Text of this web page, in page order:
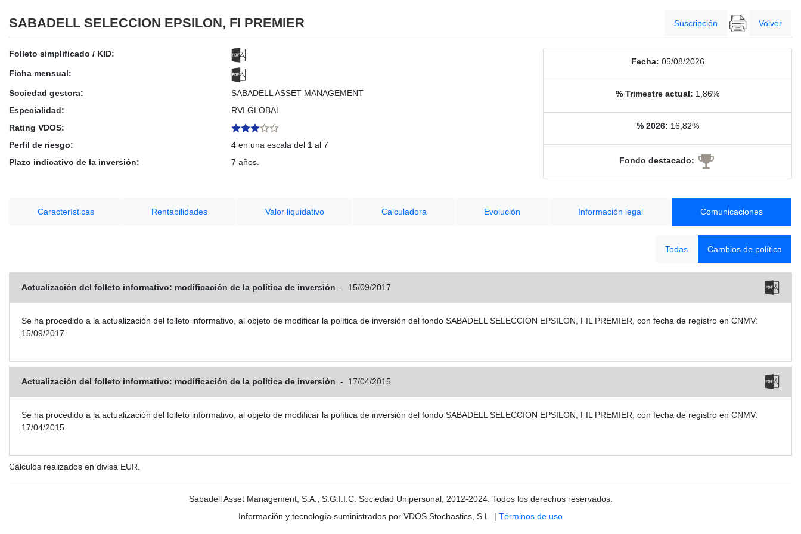
SABADELL SELECCION EPSILON, FI PREMIER Suscripción Volver
Folleto simplificado / KID:
Ficha mensual:
Sociedad gestora:
SABADELL ASSET MANAGEMENT
Especialidad:
RVI GLOBAL
Rating VDOS:
Perfil de riesgo:
4 en una escala del 1 al 7
Plazo indicativo de la inversión:
7 años.
Fecha: 05/08/2026
% Trimestre actual: 1,86%
% 2026: 16,82%
Fondo destacado:
Características Rentabilidades Valor liquidativo Calculadora Evolución Información legal Comunicaciones
Todas Cambios de política
Actualización del folleto informativo: modificación de la política de inversión - 15/09/2017
Se ha procedido a la actualización del folleto informativo, al objeto de modificar la política de inversión del fondo SABADELL SELECCION EPSILON, FIL PREMIER, con fecha de registro en CNMV:
15/09/2017.
Actualización del folleto informativo: modificación de la política de inversión - 17/04/2015
Se ha procedido a la actualización del folleto informativo, al objeto de modificar la política de inversión del fondo SABADELL SELECCION EPSILON, FIL PREMIER, con fecha de registro en CNMV:
17/04/2015.
Cálculos realizados en divisa EUR.
Sabadell Asset Management, S.A., S.G.I.I.C. Sociedad Unipersonal, 2012-2024. Todos los derechos reservados.
Información y tecnología suministrados por VDOS Stochastics, S.L. | Términos de uso